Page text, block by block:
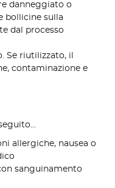
danneggiato o
bollicine sulla
dal processo
Se riutilizzato, il
contaminazione e
allergiche, nausea o
sanguinamento